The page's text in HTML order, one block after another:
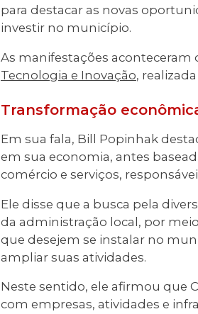
para destacar as novas
investir no município.
As manifestações aconteceram
Tecnologia e Inovação,
Transformação
Em sua fala, Bill Popinhak
em sua economia, antes
comércio e serviços,
Ele disse que a busca pela
da administração local, por
que desejem se instalar no
ampliar suas atividades.
Neste sentido, ele afirmou que
com empresas, atividades e